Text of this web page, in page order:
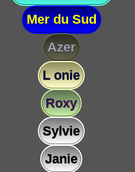
Mer du Sud
Azer
L onie
Roxy
Sylvie
Janie